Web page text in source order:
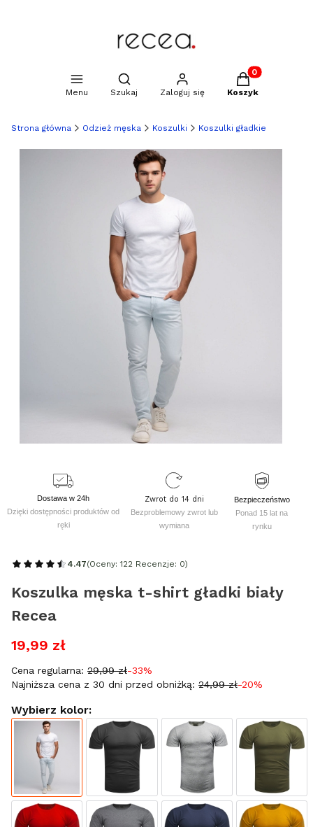
Menu
Otwórz wyszukiwarkę
Szukaj Zaloguj się
Produkty w
Koszyk
Strona główna Odzież męska Koszulki Koszulki gładkie
Dostawa w 24h
Dzięki dostępności produktów od
ręki
Zwrot do 14 dni
Bezproblemowy zwrot lub
wymiana
Bezpieczeństwo
Ponad 15 lat na
rynku
4.47(Oceny: 122 Recenzje: 0)
Koszulka męska t-shirt gładki biały
Recea
19,99 zł
Cena regularna: 29,99 zł-33%
Najniższa cena z 30 dni przed obniżką: 24,99 zł-20%
Wybierz kolor: